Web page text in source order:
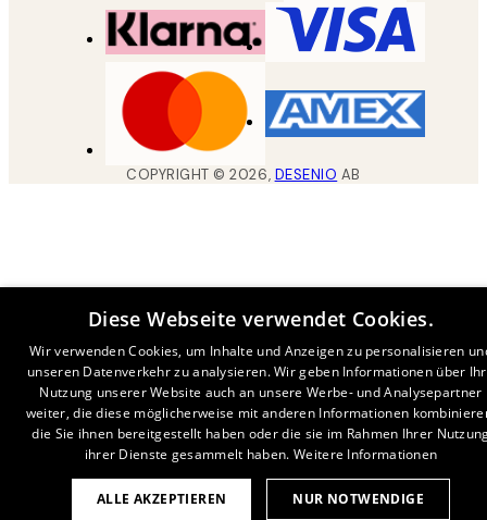
COPYRIGHT ©2026, DESENIO AB
Diese Webseite verwendet Cookies.
Wir verwenden Cookies, um Inhalte und Anzeigen zu personalisieren
unseren Datenverkehr zu analysieren. Wir geben Informationen über
Nutzung unserer Website auch an unsere Werbe- und Analysepartner
weiter, die diese möglicherweise mit anderen Informationen
die Sie ihnen bereitgestellt haben oder die sie im Rahmen Ihrer
ihrer Dienste gesammelt haben. Weitere Informationen
ALLE AKZEPTIEREN NUR NOTWENDIGE